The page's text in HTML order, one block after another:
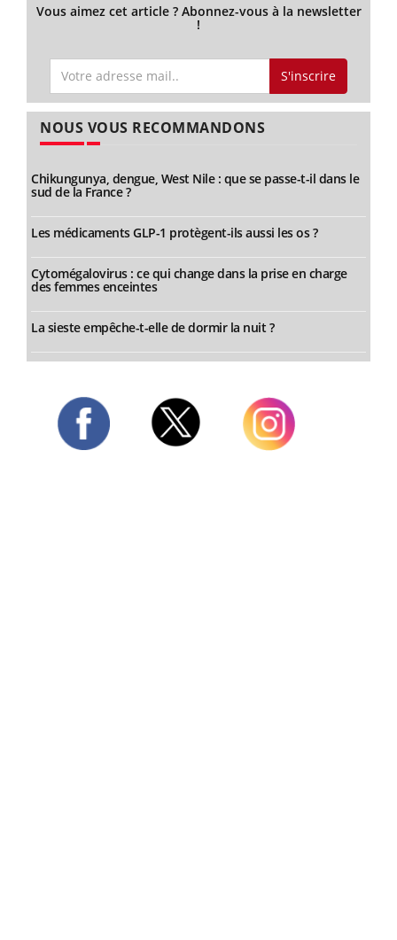
Vous aimez cet article ? Abonnez-vous à la newsletter
!
S'inscrire
NOUS VOUS RECOMMANDONS
Chikungunya, dengue, West Nile : que se passe-t-il dans le
sud de la France ?
Les médicaments GLP-1 protègent-ils aussi les os ?
Cytomégalovirus : ce qui change dans la prise en charge
des femmes enceintes
La sieste empêche-t-elle de dormir la nuit ?